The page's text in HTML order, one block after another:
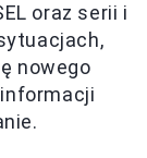
oraz serii i
nowego